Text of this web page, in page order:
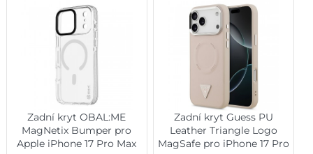
Zadní kryt OBAL:ME
MagNetix Bumper pro
Apple iPhone 17 Pro Max
Zadní kryt Guess PU
Leather Triangle Logo
MagSafe pro iPhone 17 Pro